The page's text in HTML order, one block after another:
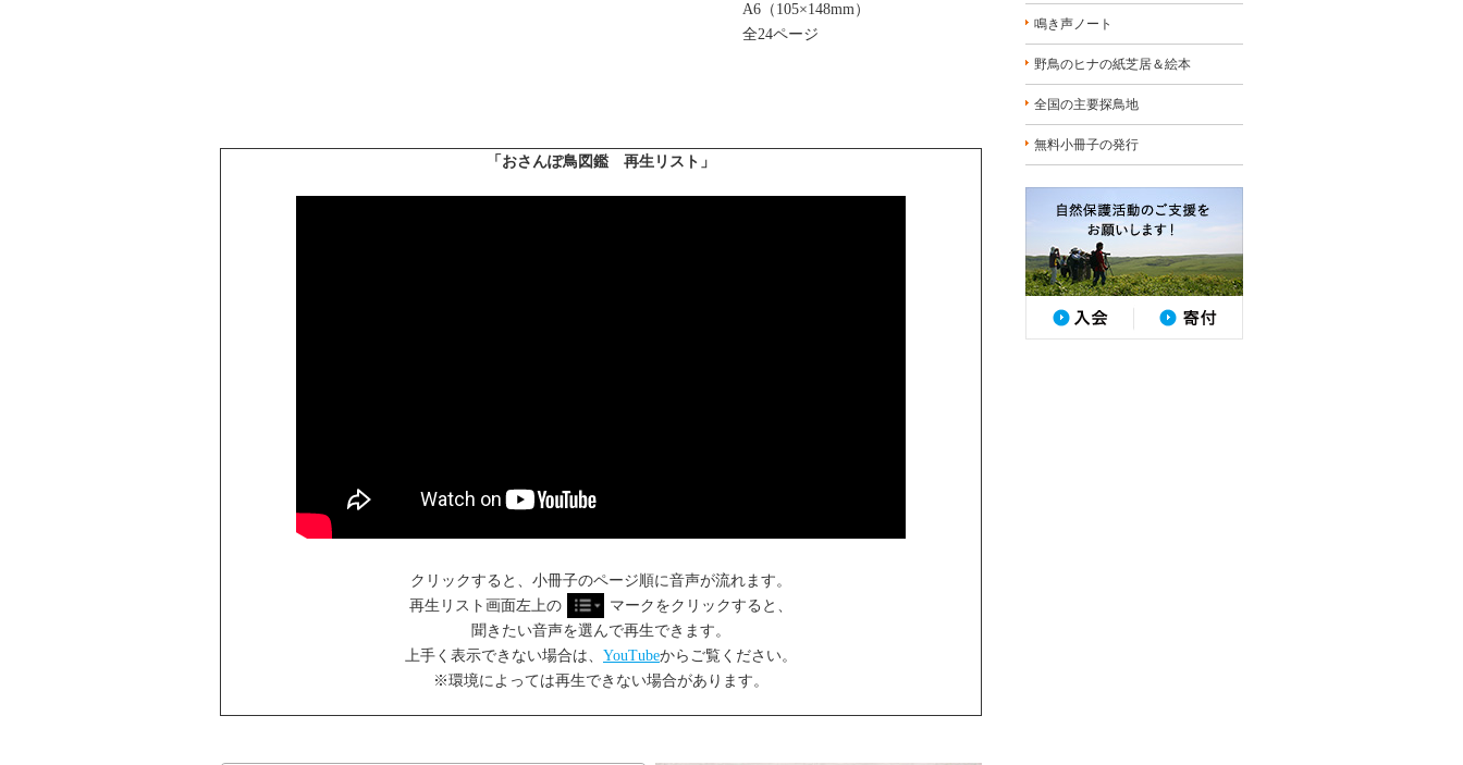
A6（105×148mm）
全24ページ
「おさんぽ鳥図鑑 再生リスト」
クリックすると、小冊子のページ順に音声が流れます。
再生リスト画面左上の
マークをクリックすると、
聞きたい音声を選んで再生できます。
上手く表示できない場合は、 YouTubeからご覧ください。
※環境によっては再生できない場合があります。
鳴き声ノート
野鳥のヒナの紙芝居＆絵本
全国の主要探鳥地
無料小冊子の発行